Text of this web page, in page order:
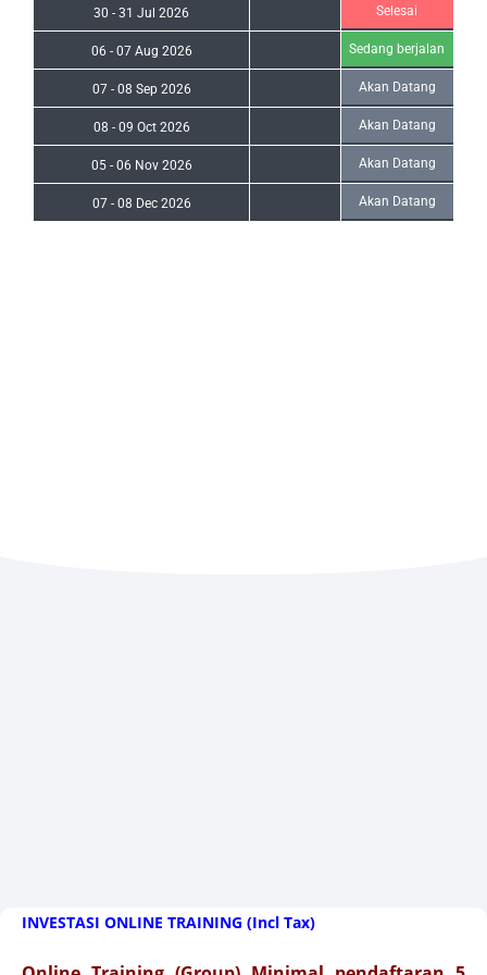
30 -31 Jul 2026 Selesai
06 - 07 Aug 2026 Sedang berjalan
07 - 08 Sep 2026 Akan Datang
08 - 09 Oct 2026 Akan Datang
05 - 06 Nov 2026 Akan Datang
07 - 08 Dec 2026 Akan Datang
INVESTASI ONLINE TRAINING (Incl Tax)